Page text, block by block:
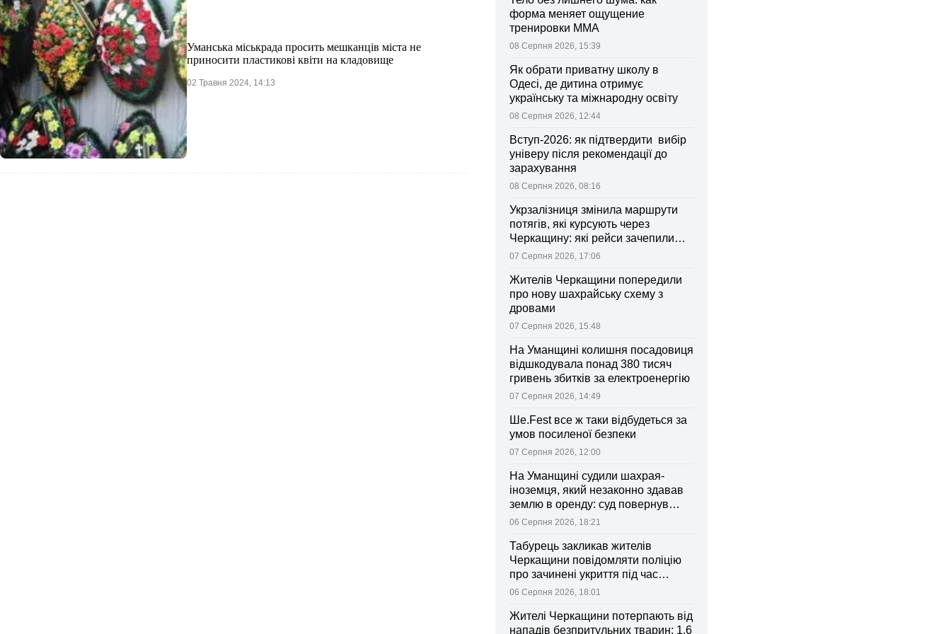
Уманська міськрада просить мешканців міста не
приносити пластикові квіти на кладовище
02 Травня 2024, 14:13
форма меняет ощущение
тренировки ММА
08 Серпня 2026, 15:39
Як обрати приватну школу в
Одесі, де дитина отримує
українську та міжнародну освіту
08 Серпня 2026, 12:44
Вступ-2026: як підтвердити вибір
універу після рекомендації до
зарахування
08 Серпня 2026, 08:16
Укрзалізниця змінила маршрути
потягів, які курсують через
Черкащину: які рейси зачепили
зміни
07 Серпня 2026, 17:06
Жителів Черкащини попередили
про нову шахрайську схему з
дровами
07 Серпня 2026, 15:48
На Уманщині колишня посадовиця
відшкодувала понад 380 тисяч
гривень збитків за електроенергію
07 Серпня 2026, 14:49
Ше.Fest все ж таки відбудеться за
умов посиленої безпеки
07 Серпня 2026, 12:00
На Уманщині судили шахрая-
іноземця, який незаконно здавав
землю в оренду: суд повернув
ділянки громаді
06 Серпня 2026, 18:21
Табурець закликав жителів
Черкащини повідомляти поліцію
про зачинені укриття під час
тривоги
06 Серпня 2026, 18:01
Жителі Черкащини потерпають від
нападів безпритульних тварин: 1,6